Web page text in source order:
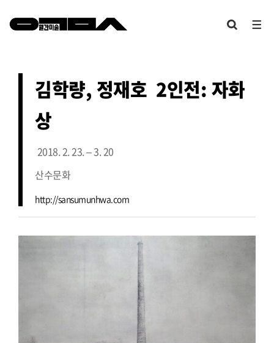
김학량, 정재호 2인전: 자화
상
2018. 2. 23. – 3. 20
산수문화
http://sansumunhwa.com